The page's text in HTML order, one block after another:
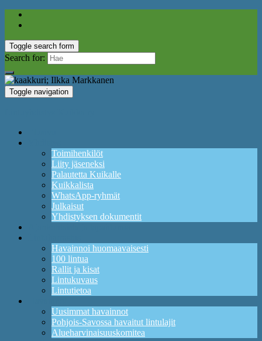
Toggle search form
Search for:
Toggle navigation
Toimihenkilöt
Liity jäseneksi
Palautetta Kuikalle
Kuikkalista
WhatsApp-ryhmät
Julkaisut
Yhdistyksen dokumentit
Havainnoi huomaavaisesti
100 lintua
Rallit ja kisat
Lintukuvaus
Lintutietoa
Uusimmat havainnot
Pohjois-Savossa havaitut lintulajit
Alueharvinaisuuskomitea